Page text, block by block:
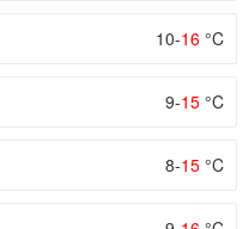
10-16 °C
9-15 °C
8-15 °C